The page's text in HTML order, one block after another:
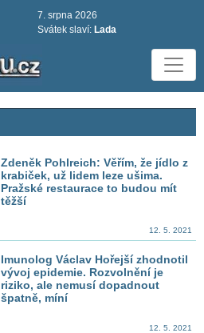
7. srpna 2026
Svátek slaví: Lada
Zdeněk Pohlreich: Věřím, že jídlo z
krabiček, už lidem leze ušima.
Pražské restaurace to budou mít
těžší
12. 5. 2021
Imunolog Václav Hořejší zhodnotil
vývoj epidemie. Rozvolnění je
riziko, ale nemusí dopadnout
špatně, míní
12. 5. 2021